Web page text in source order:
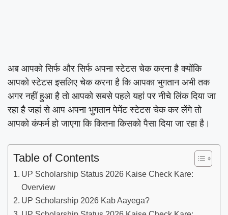
अब आपको सिर्फ और सिर्फ अपना स्टेटस चेक करना है क्योंकि
आपको स्टेटस इसलिए चेक करना है कि आपका भुगतान अभी तक
अगर नहीं हुआ है तो आपको सबसे पहले यहां पर नीचे लिंक दिया जा
रहा है जहां से आप अपना भुगतान पेमेंट स्टेटस चेक कर लेंगे तो
आपको कंफर्म हो जाएगा कि कितना किसको पैसा दिया जा रहा है।
Table of Contents
UP Scholarship Status 2026 Kaise Check Kare:
Overview
UP Scholarship 2026 Kab Aayega?